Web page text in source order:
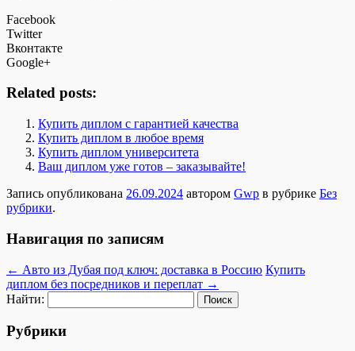
Facebook
Twitter
Вконтакте
Google+
Related posts:
Купить диплом с гарантией качества
Купить диплом в любое время
Купить диплом университета
Ваш диплом уже готов – заказывайте!
Запись опубликована 26.09.2024 автором Gwp в рубрике Без
рубрики.
Навигация по записям
← Авто из Дубая под ключ: доставка в Россию Купить
диплом без посредников и переплат →
Найти:
Рубрики